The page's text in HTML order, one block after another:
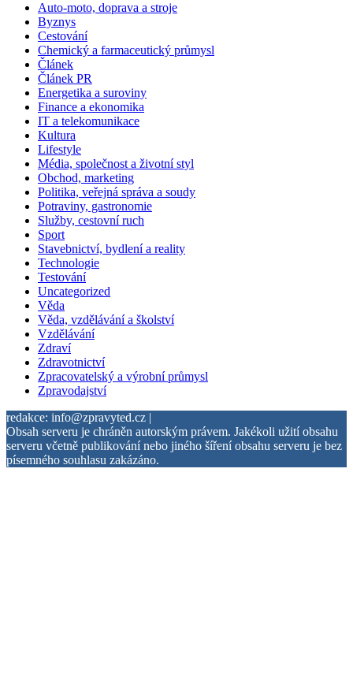
Auto-moto, doprava a stroje
Byznys
Cestování
Chemický a farmaceutický průmysl
Článek
Článek PR
Energetika a suroviny
Finance a ekonomika
IT a telekomunikace
Kultura
Lifestyle
Média, společnost a životní styl
Obchod, marketing
Politika, veřejná správa a soudy
Potraviny, gastronomie
Služby, cestovní ruch
Sport
Stavebnictví, bydlení a reality
Technologie
Testování
Uncategorized
Věda
Věda, vzdělávání a školství
Vzdělávání
Zdraví
Zdravotnictví
Zpracovatelský a výrobní průmysl
Zpravodajství
redakce: info@zpravyted.cz |
Obsah serveru je chráněn autorským právem. Jakékoli užití obsahu
serveru včetně publikování nebo jiného šíření obsahu serveru je bez
písemného souhlasu zakázáno.